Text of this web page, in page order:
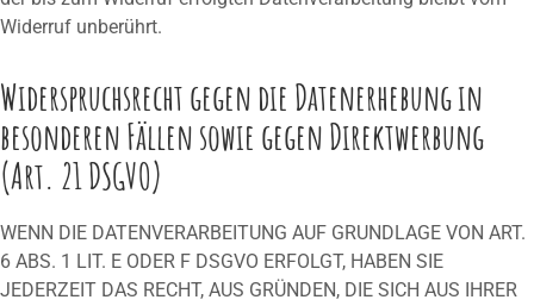
Widerruf unberührt.
Widerspruchsrecht gegen die Datenerhebung in
besonderen Fällen sowie gegen Direktwerbung
(Art. 21 DSGVO)
WENN DIE DATENVERARBEITUNG AUF GRUNDLAGE VON ART.
6 ABS. 1 LIT. E ODER F DSGVO ERFOLGT, HABEN SIE
JEDERZEIT DAS RECHT, AUS GRÜNDEN, DIE SICH AUS IHRER